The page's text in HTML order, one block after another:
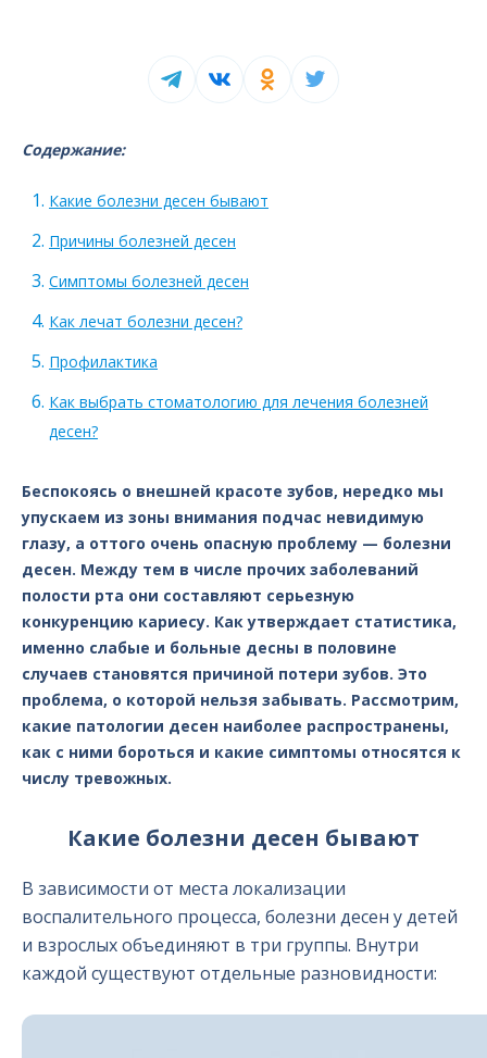
Содержание:
Какие болезни десен бывают
Причины болезней десен
Симптомы болезней десен
Как лечат болезни десен?
Профилактика
Как выбрать стоматологию для лечения болезней
десен?
Беспокоясь о внешней красоте зубов, нередко мы
упускаем из зоны внимания подчас невидимую
глазу, а оттого очень опасную проблему — болезни
десен. Между тем в числе прочих заболеваний
полости рта они составляют серьезную
конкуренцию кариесу. Как утверждает статистика,
именно слабые и больные десны в половине
случаев становятся причиной потери зубов. Это
проблема, о которой нельзя забывать. Рассмотрим,
какие патологии десен наиболее распространены,
как с ними бороться и какие симптомы относятся к
числу тревожных.
Какие болезни десен бывают
В зависимости от места локализации
воспалительного процесса, болезни десен у детей
и взрослых объединяют в три группы. Внутри
каждой существуют отдельные разновидности: